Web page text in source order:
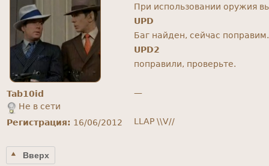
Tab10id
Не в сети
Регистрация: 16/06/2012
При использовании оружия
UPD
Баг найден, сейчас поправим.
UPD2
поправили, проверьте.
—
LLAP \\V//
Вверх